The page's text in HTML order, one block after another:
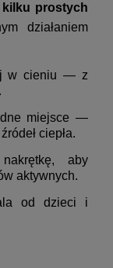
prostych
działaniem
w cieniu — z
miejsce —
ciepła.
aby
aktywnych.
od dzieci i